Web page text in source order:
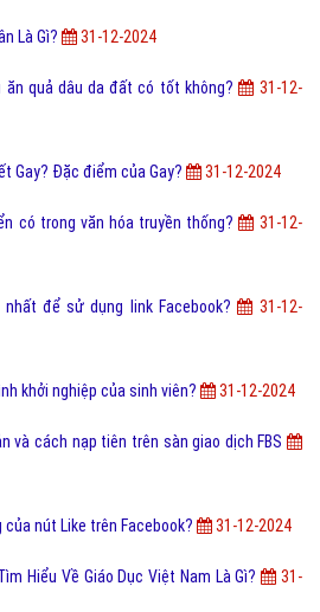
Là Gì? 31-12-2024
ăn quả dâu da đất có tốt không?
31-12-
Gay? Đặc điểm của Gay? 31-12-2024
có trong văn hóa truyền thống?
31-12-
nhất để sử dụng link Facebook?
31-12-
khởi nghiệp của sinh viên? 31-12-2024
và cách nạp tiên trên sàn giao dịch FBS
nút Like trên Facebook? 31-12-2024
Hiểu Về Giáo Dục Việt Nam Là Gì?
31-